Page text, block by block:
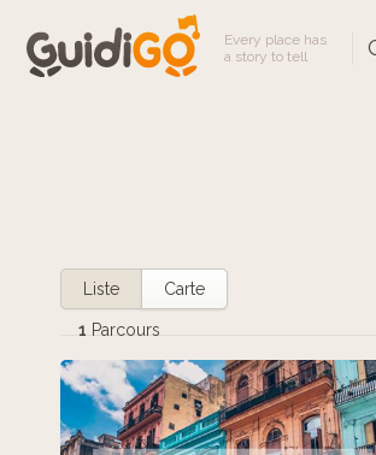
Every place has
a story to tell
Liste Carte
1 Parcours